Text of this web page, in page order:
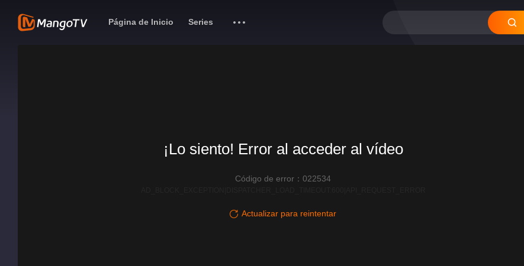
Página de Inicio Series
¡Lo siento! Error al acceder al vídeo
Código de error：022534
Actualizar para reintentar